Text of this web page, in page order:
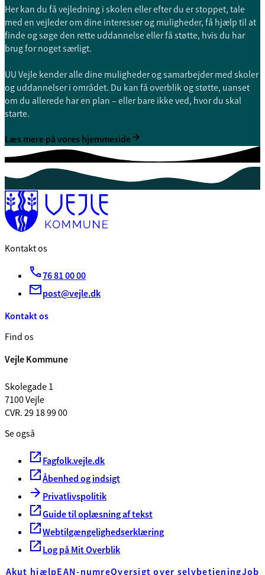
Her kan du få vejledning i skolen eller efter du er stoppet, tale
med en vejleder om dine interesser og muligheder, få hjælp til at
finde og søge den rette uddannelse eller få støtte, hvis du har
brug for noget særligt.
UU Vejle kender alle dine muligheder og samarbejder med skoler
og uddannelser i området. Du kan få overblik og støtte, uanset
om du allerede har en plan – eller bare ikke ved, hvor du skal
starte.
Læs mere på vores hjemmeside
Kontakt os
76 81 00 00
post@vejle.dk
Kontakt os
Find os
Vejle Kommune
Skolegade 1
7100 Vejle
CVR. 29 18 99 00
Se også
Fagfolk.vejle.dk
Åbenhed og indsigt
Privatlivspolitik
Guide til oplæsning af tekst
Webtilgængelighedserklæring
Log på Mit Overblik
Akut hjælpEAN-numreOversigt over selvbetjeningJob